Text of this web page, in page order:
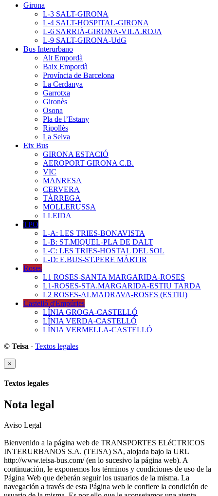
Girona
L-3 SALT-GIRONA
L-4 SALT-HOSPITAL-GIRONA
L-6 SARRIÀ-GIRONA-VILA.ROJA
L-9 SALT-GIRONA-UdG
Bus Interurbano
Alt Empordà
Baix Empordà
Província de Barcelona
La Cerdanya
Garrotxa
Gironès
Osona
Pla de l’Estany
Ripollès
La Selva
Eix Bus
GIRONA ESTACIÓ
AEROPORT GIRONA C.B.
VIC
MANRESA
CERVERA
TÀRREGA
MOLLERUSSA
LLEIDA
TPO
L-A: LES TRIES-BONAVISTA
L-B: ST.MIQUEL-PLA DE DALT
L-C: LES TRIES-HOSTAL DEL SOL
L-D: E.BUS-ST.PERE MÀRTIR
Roses
L1 ROSES-SANTA MARGARIDA-ROSES
L1-ROSES-STA.MARGARIDA-ESTIU TARDA
L2 ROSES-ALMADRAVA-ROSES (ESTIU)
Castelló d'Empúries
LÍNIA GROGA-CASTELLÓ
LÍNIA VERDA-CASTELLÓ
LÍNIA VERMELLA-CASTELLÓ
© Teisa · Textos legales
×
Textos legales
Nota legal
Aviso Legal
Bienvenido a la página web de TRANSPORTES ELéCTRICOS
INTERURBANOS S.A. (TEISA) SA, alojada bajo la URL
http://www.teisa-bus.com/ (en lo sucesivo la página web). A
continuación, le exponemos los términos y condiciones de uso de la
Página Web que deberán seguir los usuarios de la misma. La
navegación a través de esta Página web le confiere la condición de